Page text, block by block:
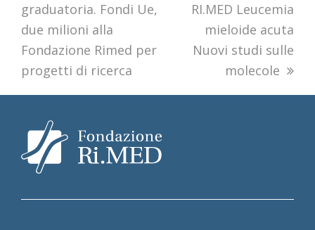
post:
graduatoria. Fondi Ue,
due milioni alla
Fondazione Rimed per
progetti di ricerca
post:
RI.MED Leucemia
mieloide acuta
Nuovi studi sulle
molecole